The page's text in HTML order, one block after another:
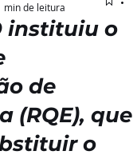
instituiu o
de
(RQE), que
o
min de leitura